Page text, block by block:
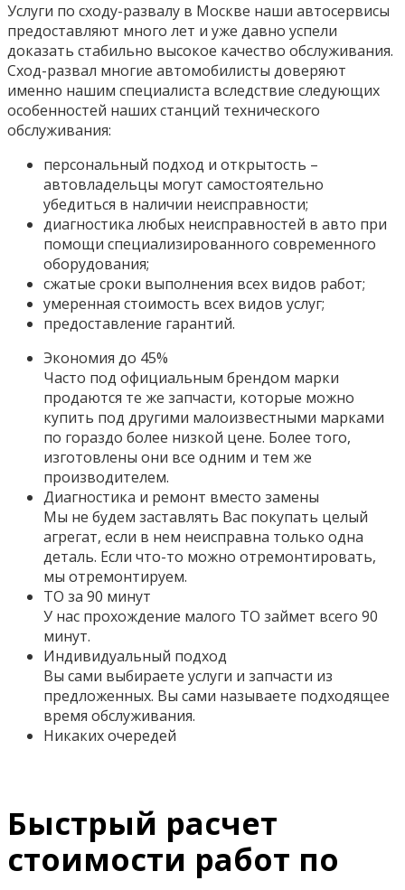
Услуги по сходу-развалу в Москве наши автосервисы
предоставляют много лет и уже давно успели
доказать стабильно высокое качество обслуживания.
Сход-развал многие автомобилисты доверяют
именно нашим специалиста вследствие следующих
особенностей наших станций технического
обслуживания:
персональный подход и открытость –
автовладельцы могут самостоятельно
убедиться в наличии неисправности;
диагностика любых неисправностей в авто при
помощи специализированного современного
оборудования;
сжатые сроки выполнения всех видов работ;
умеренная стоимость всех видов услуг;
предоставление гарантий.
Экономия до 45%
Часто под официальным брендом марки
продаются те же запчасти, которые можно
купить под другими малоизвестными марками
по гораздо более низкой цене. Более того,
изготовлены они все одним и тем же
производителем.
Диагностика и ремонт вместо замены
Мы не будем заставлять Вас покупать целый
агрегат, если в нем неисправна только одна
деталь. Если что-то можно отремонтировать,
мы отремонтируем.
ТО за 90 минут
У нас прохождение малого ТО займет всего 90
минут.
Индивидуальный подход
Вы сами выбираете услуги и запчасти из
предложенных. Вы сами называете подходящее
время обслуживания.
Никаких очередей
Быстрый расчет
стоимости работ по